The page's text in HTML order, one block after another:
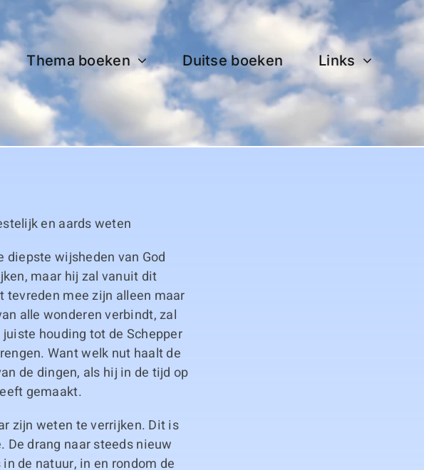
Thema boeken Duitse boeken Links
en aards weten
wijsheden van God
maar hij zal vanuit dit
tevreden mee zijn alleen maar
alle wonderen verbindt, zal
houding tot de Schepper
Want welk nut haalt de
de dingen, als hij in de tijd op
gemaakt.
zijn weten te verrijken. Dit is
De drang naar steeds nieuw
de natuur, in en rondom de